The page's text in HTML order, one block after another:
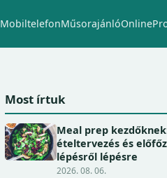
MobiltelefonMűsorajánlóOnline
Most írtuk
Meal prep
ételtervezés és
lépésről lépésre
2026. 08. 06.